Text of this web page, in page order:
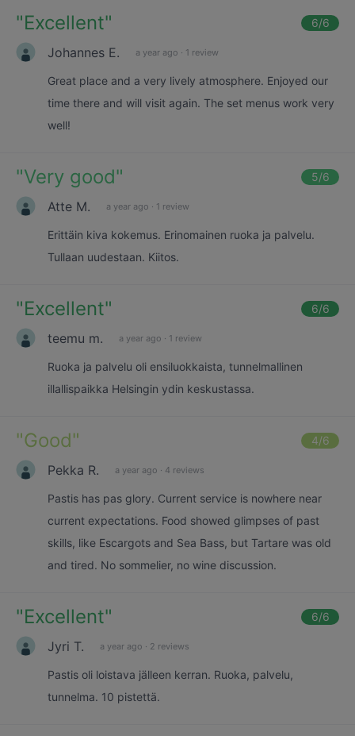
"Excellent" 6/6
Johannes E. a year ago · 1 review
Great place and a very lively atmosphere. Enjoyed our
time there and will visit again. The set menus work very
well!
"Very good" 5/6
Atte M. a year ago · 1 review
Erittäin kiva kokemus. Erinomainen ruoka ja palvelu.
Tullaan uudestaan. Kiitos.
"Excellent" 6/6
teemu m. a year ago · 1 review
Ruoka ja palvelu oli ensiluokkaista, tunnelmallinen
illallispaikka Helsingin ydin keskustassa.
"Good" 4/6
Pekka R. a year ago · 4 reviews
Pastis has pas glory. Current service is nowhere near
current expectations. Food showed glimpses of past
skills, like Escargots and Sea Bass, but Tartare was old
and tired. No sommelier, no wine discussion.
"Excellent" 6/6
Jyri T. a year ago · 2 reviews
Pastis oli loistava jälleen kerran. Ruoka, palvelu,
tunnelma. 10 pistettä.